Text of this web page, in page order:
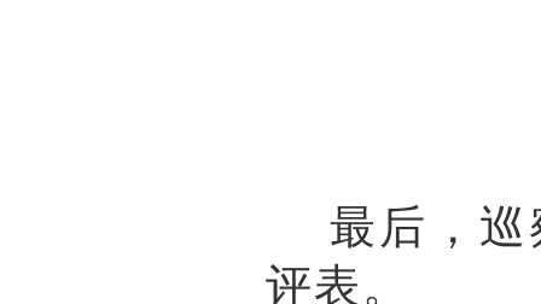
最后，巡
评表。